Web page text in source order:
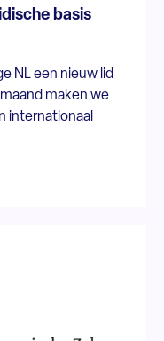
basis
NL een nieuw lid
maken we
internationaal